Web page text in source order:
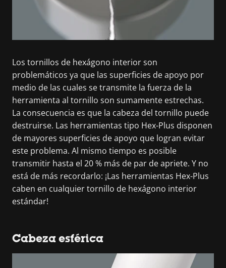
Los tornillos de hexágono interior son
problemáticos ya que las superficies de apoyo por
medio de las cuales se transmite la fuerza de la
herramienta al tornillo son sumamente estrechas.
La consecuencia es que la cabeza del tornillo puede
destruirse. Las herramientas tipo Hex-Plus disponen
de mayores superficies de apoyo que logran evitar
este problema. Al mismo tiempo es posible
transmitir hasta el 20 % más de par de apriete. Y no
está de más recordarlo: ¡Las herramientas Hex-Plus
caben en cualquier tornillo de hexágono interior
estándar!
Cabeza esférica